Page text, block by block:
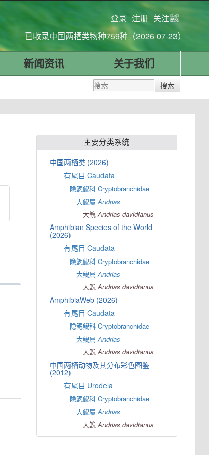
登录 注册 关注
已收录中国两栖类物种759种（2026-07-23）
新闻资讯 关于我们
主要分类系统
中国两栖类 (2026)
有尾目 Caudata
隐鳃鲵科 Cryptobranchidae
大鲵属Andrias
大鲵Andrias davidianus
Amphibian Species of the World
(2026)
有尾目 Caudata
隐鳃鲵科 Cryptobranchidae
大鲵属Andrias
大鲵Andrias davidianus
AmphibiaWeb (2026)
有尾目 Caudata
隐鳃鲵科 Cryptobranchidae
大鲵属Andrias
大鲵Andrias davidianus
中国两栖动物及其分布彩色图鉴
(2012)
有尾目 Urodela
隐鳃鲵科 Cryptobranchidae
大鲵属Andrias
大鲵Andrias davidianus